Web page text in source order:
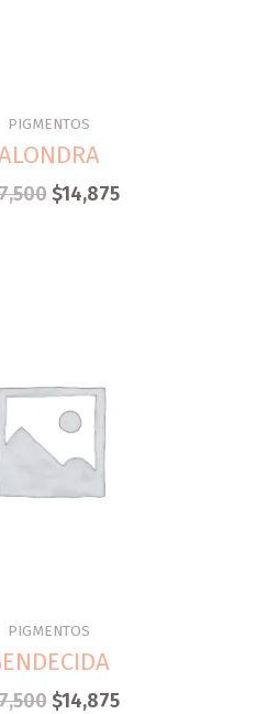
PIGMENTOS
$14,875
PIGMENTOS
$14,875